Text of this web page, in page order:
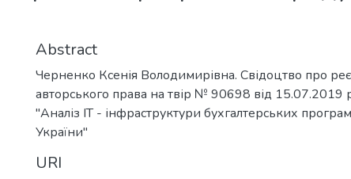
Abstract
Черненко Ксенія Володимирівна. Свідоцтво про
авторського права на твір № 90698 від 15.07.2019
"Аналіз ІТ - інфраструктури бухгалтерських
України"
URI